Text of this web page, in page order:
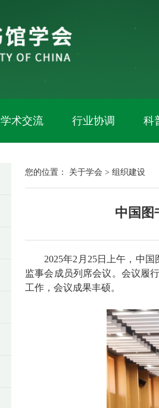
学术交流 行业协调 科
您的位置： 关于学会 > 组织建设
中国图
2025年2月25日上午，中
监事会成员列席会议。会议履
工作，会议成果丰硕。